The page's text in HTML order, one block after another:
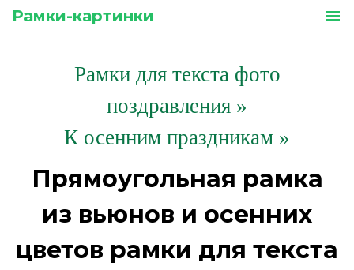
Рамки-картинки menu
Рамки для текста фото
поздравления »
К осенним праздникам »
Прямоугольная рамка
из вьюнов и осенних
цветов рамки для текста